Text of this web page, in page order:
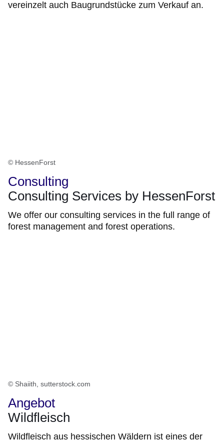
vereinzelt auch Baugrundstücke zum Verkauf an.
© HessenForst
Consulting
Consulting Services by HessenForst
We offer our consulting services in the full range of
forest management and forest operations.
© Shaiith, sutterstock.com
Angebot
Wildfleisch
Wildfleisch aus hessischen Wäldern ist eines der